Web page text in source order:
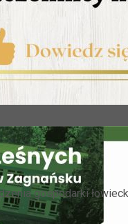
gospodarki